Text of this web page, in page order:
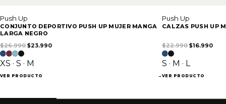
Push Up
CONJUNTO DEPORTIVO PUSH UP MUJER MANGA
LARGA NEGRO
$26.990 El precio original era: $26.990.
$23.990El precio actual es: $23.990.
XS · S · M
VER PRODUCTO →
Push Up
CALZAS PUSH UP
$22.990 El precio
$16.990El
S · M · L
VER PRODUCTO